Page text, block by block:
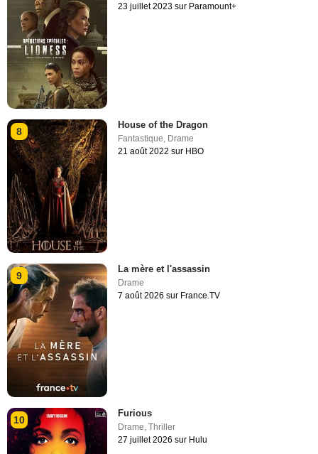
23 juillet 2023 sur Paramount+
8
House of the Dragon
Fantastique Drame
21 août 2022 sur HBO
9
La mère et l'assassin
Drame
7 août 2026 sur France.TV
10
Furious
Drame,Thriller
27 juillet 2026 sur Hulu